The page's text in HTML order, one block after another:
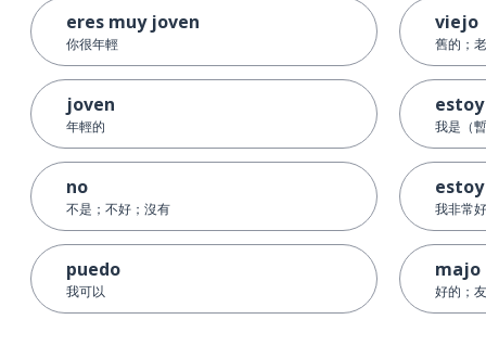
eres muy joven
你很年輕
joven
年輕的
no
不是；不好；沒有
puedo
我可以
viejo
舊的；
estoy
我是（
我非常好
majo
好的；